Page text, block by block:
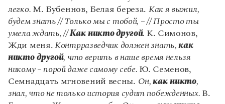
Словари русского языка как государственного
Справочники
Правила русской орфографии и пунктуации
Русский язык. Краткий теоретический курс
Письмовник
Управление в русском языке
Словарь русских имён
Словарь методических терминов
Правила русской орфографии и пунктуации
(1956)
легко. М. Бубеннов, Белая береза. Как я выжил,
будем знать // Только мы с тобой, – // Просто ты
умела ждать, //Как никто другой. К. Симонов,
Жди меня. Контрразведчик должен знать,как
никто другой, что верить в наше время нельзя
никому – порой даже самому себе. Ю. Семенов,
Семнадцать мгновений весны. Он,как никто,
знал, что не только история судит побежденных. В.